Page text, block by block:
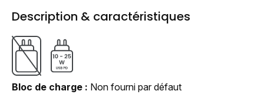
Description & caractéristiques
Bloc de charge
Non fourni par défaut